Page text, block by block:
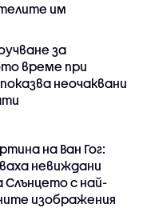
им
за
време при
неочаквани
на Ван Гог:
невиждани
Слънцето с най-
изображения